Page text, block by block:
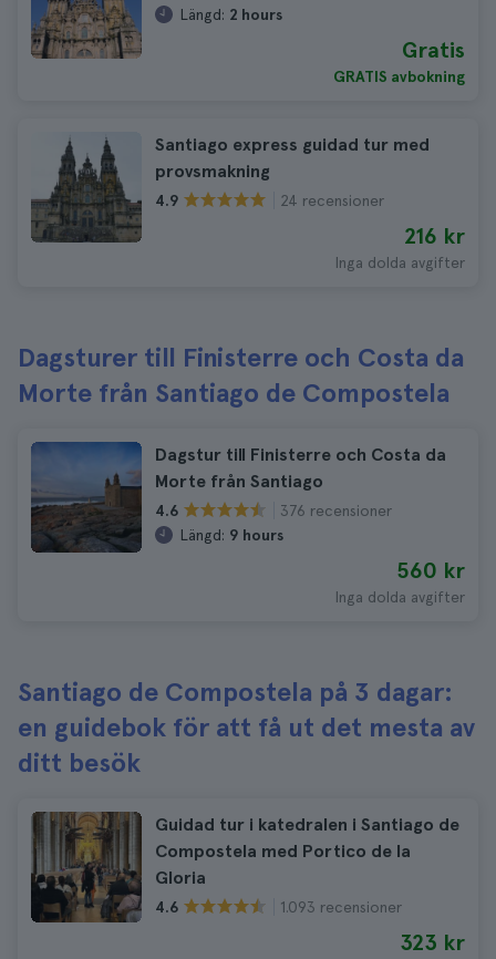
Längd: 2 hours
Gratis
GRATIS avbokning
Santiago express guidad tur med
provsmakning
4.9 24 recensioner
216 kr
Inga dolda avgifter
Dagsturer till Finisterre och Costa da
Morte från Santiago de Compostela
Dagstur till Finisterre och Costa da
Morte från Santiago
4.6
376 recensioner
Längd: 9 hours
560 kr
Inga dolda avgifter
Santiago de Compostela på 3 dagar:
en guidebok för att få ut det mesta av
ditt besök
Guidad tur i katedralen i Santiago de
Compostela med Portico de la
Gloria
4.6 1.093 recensioner
323 kr